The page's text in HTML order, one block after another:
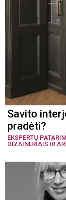
Savito
pradėti?
EKSPERTŲ
DIZAINERIAIS IR